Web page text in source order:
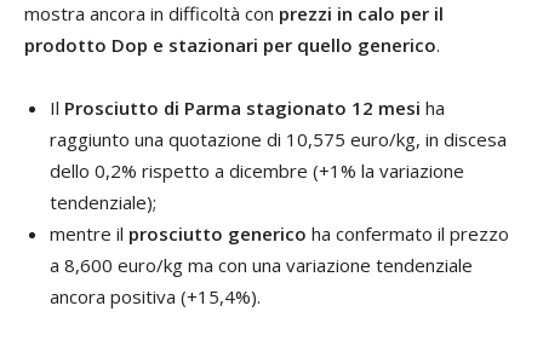
mostra ancora in difficoltà con prezzi in calo per il
prodotto Dop e stazionari per quello generico.
Il Prosciutto di Parma stagionato 12 mesi ha
raggiunto una quotazione di 10,575 euro/kg, in discesa
dello 0,2% rispetto a dicembre (+1% la variazione
tendenziale);
mentre il prosciutto generico ha confermato il prezzo
a 8,600 euro/kg ma con una variazione tendenziale
ancora positiva (+15,4%).